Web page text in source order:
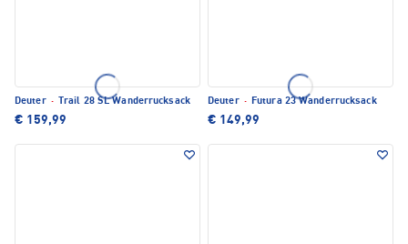
Deuter · Trail 28 SL Wanderrucksack
€ 159,99
Deuter · Futura 23 Wanderrucksack
€ 149,99